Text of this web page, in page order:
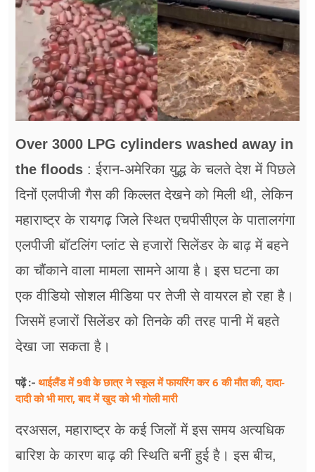
जॉब्स
अन्य खबरें
Over 3000 LPG cylinders washed away in
the floods : ईरान-अमेरिका युद्ध के चलते देश में पिछले
दिनों एलपीजी गैस की किल्लत देखने को मिली थी, लेकिन
महाराष्ट्र के रायगढ़ जिले स्थित एचपीसीएल के पातालगंगा
एलपीजी बॉटलिंग प्लांट से हजारों सिलेंडर के बाढ़ में बहने
का चौंकाने वाला मामला सामने आया है। इस घटना का
एक वीडियो सोशल मीडिया पर तेजी से वायरल हो रहा है।
जिसमें हजारों सिलेंडर को तिनके की तरह पानी में बहते
देखा जा सकता है।
पढ़ें :- थाईलैंड में 9वी के छात्र ने स्कूल में फायरिंग कर 6 की मौत की, दादा-
दादी को भी मारा, बाद में खुद को भी गोली मारी
दरअसल, महाराष्ट्र के कई जिलों में इस समय अत्यधिक
बारिश के कारण बाढ़ की स्थिति बनीं हुई है। इस बीच,